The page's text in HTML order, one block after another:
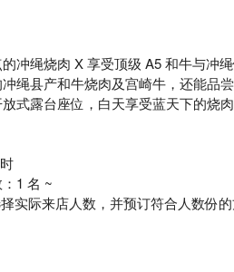
的冲绳烧肉 X 享受顶级 A5 和牛与冲绳
绳县产和牛烧肉及宫崎牛，还能品
式露台座位，白天享受蓝天下的烧
1 名 ~
实际来店人数，并预订符合人数份